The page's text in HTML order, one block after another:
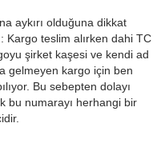
aykırı olduğuna dikkat
teslim alırken dahi TC
şirket kaşesi ve kendi ad
gelmeyen kargo için ben
Bu sebepten dolayı
bu numarayı herhangi bir